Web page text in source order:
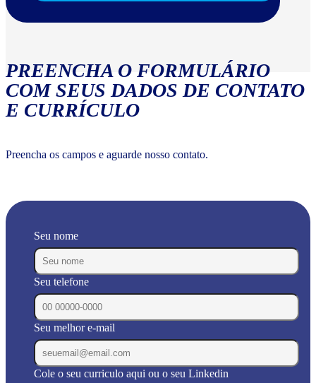
PREENCHA O FORMULÁRIO
COM SEUS DADOS DE CONTATO
E CURRÍCULO
Preencha os campos e aguarde nosso contato.
Seu nome
Seu telefone
Seu melhor e-mail
Cole o seu curriculo aqui ou o seu Linkedin